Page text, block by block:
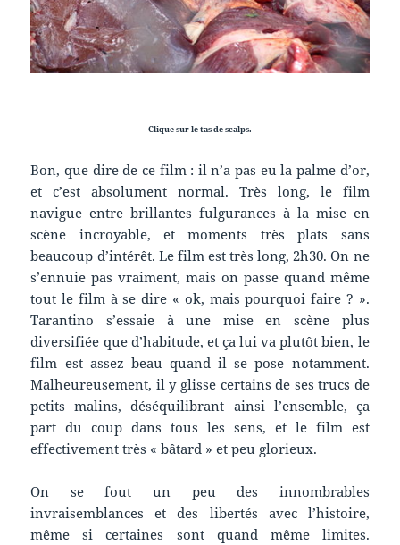
Clique sur le tas de scalps.
Bon, que dire de ce film : il n’a pas eu la palme d’or,
et c’est absolument normal. Très long, le film
navigue entre brillantes fulgurances à la mise en
scène incroyable, et moments très plats sans
beaucoup d’intérêt. Le film est très long, 2h30. On ne
s’ennuie pas vraiment, mais on passe quand même
tout le film à se dire « ok, mais pourquoi faire ? ».
Tarantino s’essaie à une mise en scène plus
diversifiée que d’habitude, et ça lui va plutôt bien, le
film est assez beau quand il se pose notamment.
Malheureusement, il y glisse certains de ses trucs de
petits malins, déséquilibrant ainsi l’ensemble, ça
part du coup dans tous les sens, et le film est
effectivement très « bâtard » et peu glorieux.
On se fout un peu des innombrables
invraisemblances et des libertés avec l’histoire,
même si certaines sont quand même limites.